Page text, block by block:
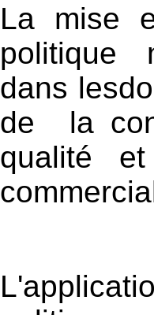
La mise
politique
dans les
de la
qualité